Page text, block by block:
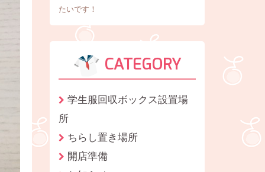
たいです！
CATEGORY
学生服回収ボックス設置場
所
ちらし置き場所
開店準備